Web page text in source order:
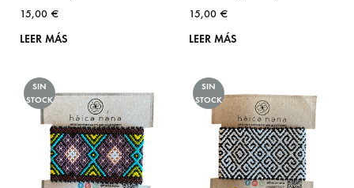
15,00 €
LEER MÁS
15,00 €
LEER MÁS
SIN
STOCK
SIN
STOCK